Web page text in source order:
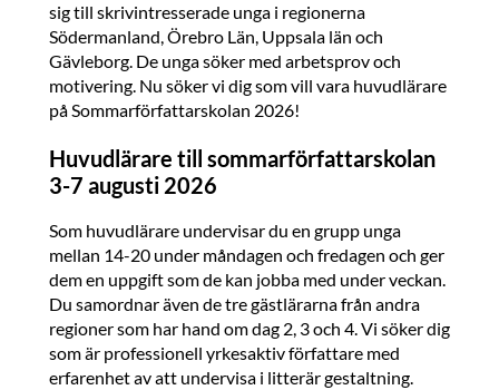
sig till skrivintresserade unga i regionerna
Södermanland, Örebro Län, Uppsala län och
Gävleborg. De unga söker med arbetsprov och
motivering. Nu söker vi dig som vill vara huvudlärare
på Sommarförfattarskolan 2026!
Huvudlärare till sommarförfattarskolan
3-7 augusti 2026
Som huvudlärare undervisar du en grupp unga
mellan 14-20 under måndagen och fredagen och ger
dem en uppgift som de kan jobba med under veckan.
Du samordnar även de tre gästlärarna från andra
regioner som har hand om dag 2, 3 och 4. Vi söker dig
som är professionell yrkesaktiv författare med
erfarenhet av att undervisa i litterär gestaltning.